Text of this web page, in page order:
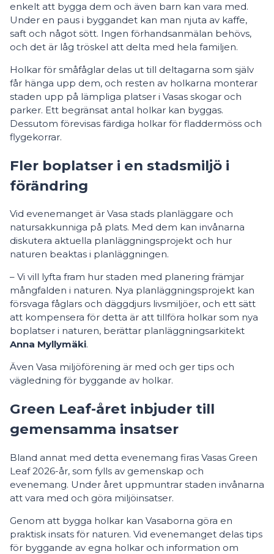
enkelt att bygga dem och även barn kan vara med.
Under en paus i byggandet kan man njuta av kaffe,
saft och något sött. Ingen förhandsanmälan behövs,
och det är låg tröskel att delta med hela familjen.
Holkar för småfåglar delas ut till deltagarna som själv
får hänga upp dem, och resten av holkarna monterar
staden upp på lämpliga platser i Vasas skogar och
parker. Ett begränsat antal holkar kan byggas.
Dessutom förevisas färdiga holkar för fladdermöss och
flygekorrar.
Fler boplatser i en stadsmiljö i
förändring
Vid evenemanget är Vasa stads planläggare och
natursakkunniga på plats. Med dem kan invånarna
diskutera aktuella planläggningsprojekt och hur
naturen beaktas i planläggningen.
– Vi vill lyfta fram hur staden med planering främjar
mångfalden i naturen. Nya planläggningsprojekt kan
försvaga fåglars och däggdjurs livsmiljöer, och ett sätt
att kompensera för detta är att tillföra holkar som nya
boplatser i naturen, berättar planläggningsarkitekt
Anna Myllymäki.
Även Vasa miljöförening är med och ger tips och
vägledning för byggande av holkar.
Green Leaf-året inbjuder till
gemensamma insatser
Bland annat med detta evenemang firas Vasas Green
Leaf 2026-år, som fylls av gemenskap och
evenemang. Under året uppmuntrar staden invånarna
att vara med och göra miljöinsatser.
Genom att bygga holkar kan Vasaborna göra en
praktisk insats för naturen. Vid evenemanget delas tips
för byggande av egna holkar och information om